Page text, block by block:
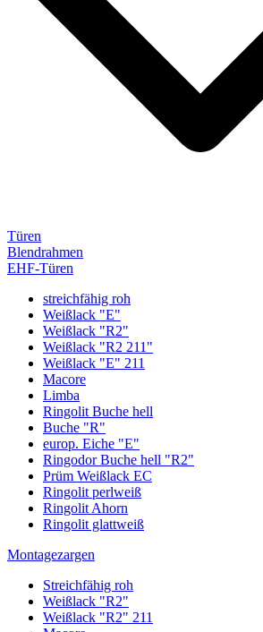
Türen
Blendrahmen
EHF-Türen
streichfähig roh
Weißlack "E"
Weißlack "R2"
Weißlack "R2 211"
Weißlack "E" 211
Macore
Limba
Ringolit Buche hell
Buche "R"
europ. Eiche "E"
Ringodor Buche hell "R2"
Prüm Weißlack EC
Ringolit perlweiß
Ringolit Ahorn
Ringolit glattweiß
Montagezargen
Streichfähig roh
Weißlack "R2"
Weißlack "R2" 211